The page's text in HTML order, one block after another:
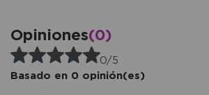
Opiniones(0)
0/5
Basado en 0 opinión(es)